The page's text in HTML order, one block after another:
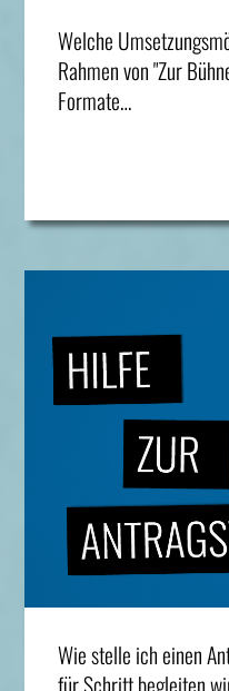
Welche
Rahmen von "Zur
Formate…
Wie stelle ich einen